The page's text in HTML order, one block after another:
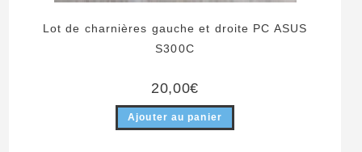
Lot de charnières gauche et droite PC ASUS
S300C
20,00€
Ajouter au panier